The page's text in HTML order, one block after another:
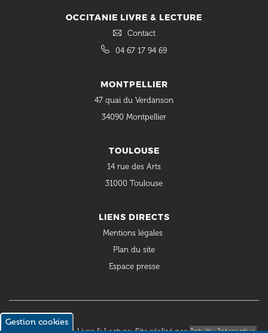
OCCITANIE LIVRE & LECTURE
Contact
04 67 17 94 69
MONTPELLIER
47 quai du Verdanson
34090 Montpellier
TOULOUSE
14 rue des Arts
31000 Toulouse
LIENS DIRECTS
Mentions légales
Plan du site
Espace presse
Gestion cookies